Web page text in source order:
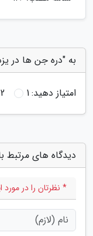
به "دره جن ها در
امتیاز دهید:1
2
دیدگاه های مرتبط
* نظرتان را در مورد